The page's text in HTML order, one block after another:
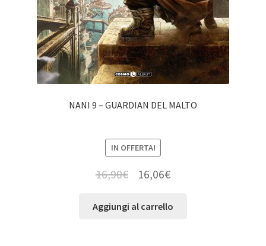
NANI 9 – GUARDIAN DEL MALTO
IN OFFERTA!
16,90€ 16,06€
Aggiungi al carrello